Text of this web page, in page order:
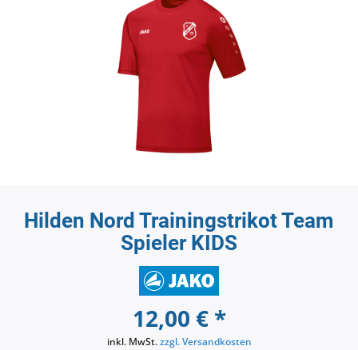
Hilden Nord Trainingstrikot Team
Spieler KIDS
12,00 € *
inkl. MwSt.zzgl. Versandkosten